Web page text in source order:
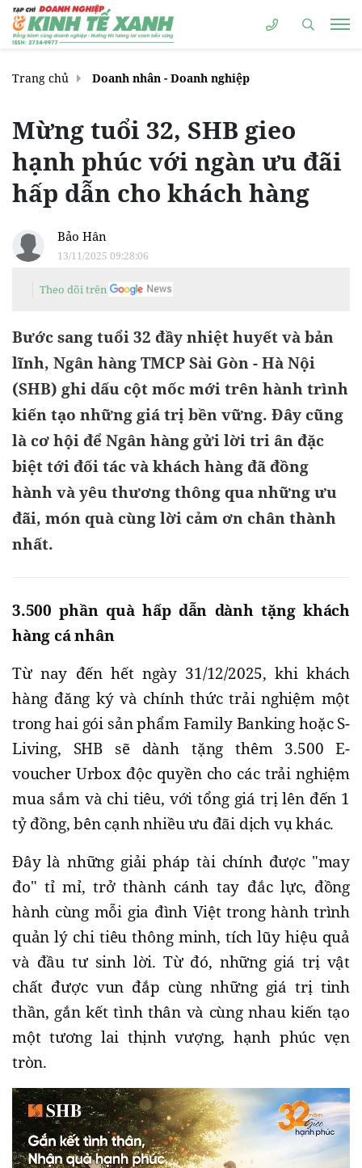
Trang chủ Doanh nhân - Doanh nghiệp
Mừng tuổi 32, SHB gieo
hạnh phúc với ngàn ưu đãi
hấp dẫn cho khách hàng
Bảo Hân
13/11/2025 09:28:06
Theo dõi trên
Bước sang tuổi 32 đầy nhiệt huyết và bản
lĩnh, Ngân hàng TMCP Sài Gòn - Hà Nội
(SHB) ghi dấu cột mốc mới trên hành trình
kiến tạo những giá trị bền vững. Đây cũng
là cơ hội để Ngân hàng gửi lời tri ân đặc
biệt tới đối tác và khách hàng đã đồng
hành và yêu thương thông qua những ưu
đãi, món quà cùng lời cảm ơn chân thành
nhất.
3.500 phần quà hấp dẫn dành tặng khách
hàng cá nhân
Từ nay đến hết ngày 31/12/2025, khi khách
hàng đăng ký và chính thức trải nghiệm một
trong hai gói sản phẩm Family Banking hoặc S-
Living, SHB sẽ dành tặng thêm 3.500 E-
voucher Urbox độc quyền cho các trải nghiệm
mua sắm và chi tiêu, với tổng giá trị lên đến 1
tỷ đồng, bên cạnh nhiều ưu đãi dịch vụ khác.
Đây là những giải pháp tài chính được "may
đo" tỉ mỉ, trở thành cánh tay đắc lực, đồng
hành cùng mỗi gia đình Việt trong hành trình
quản lý chi tiêu thông minh, tích lũy hiệu quả
và đầu tư sinh lời. Từ đó, những giá trị vật
chất được vun đắp cùng những giá trị tinh
thần, gắn kết tình thân và cùng nhau kiến tạo
một tương lai thịnh vượng, hạnh phúc vẹn
tròn.